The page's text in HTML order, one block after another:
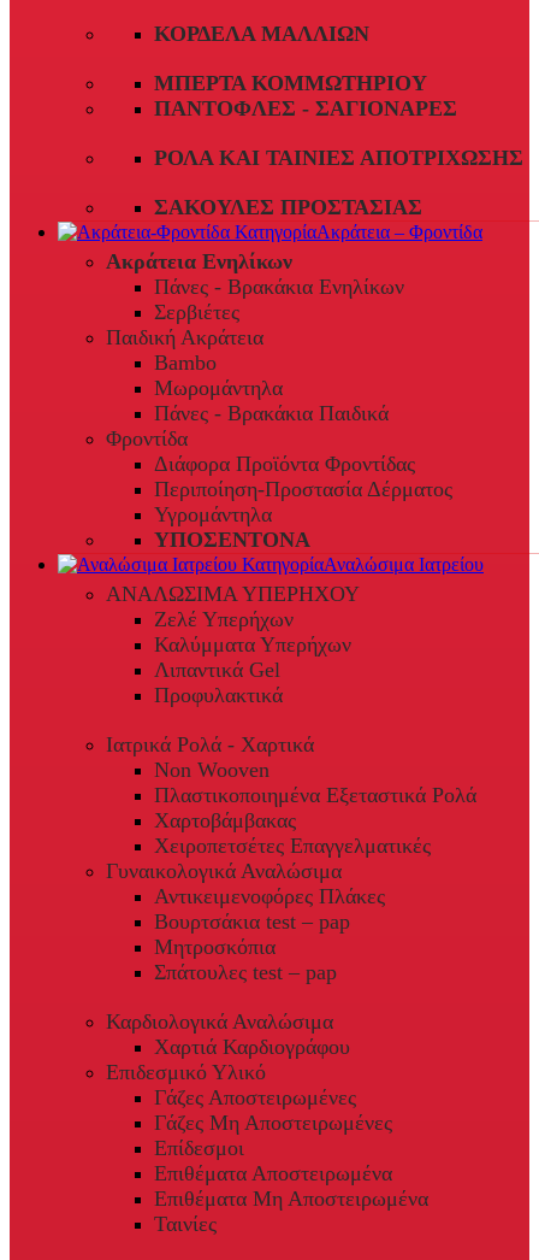
ΚΟΡΔΈΛΑ ΜΑΛΛΙΏΝ
ΜΠΈΡΤΑ ΚΟΜΜΩΤΗΡΊΟΥ
ΠΑΝΤΌΦΛΕΣ - ΣΑΓΙΟΝΆΡΕΣ
ΡΟΛΆ ΚΑΙ ΤΑΙΝΊΕΣ ΑΠΟΤΡΊΧΩΣΗΣ
ΣΑΚΟΎΛΕΣ ΠΡΟΣΤΑΣΊΑΣ
Ακράτεια – Φροντίδα
Ακράτεια Ενηλίκων
Πάνες - Βρακάκια Ενηλίκων
Σερβιέτες
Παιδική Ακράτεια
Bambo
Μωρομάντηλα
Πάνες - Βρακάκια Παιδικά
Φροντίδα
Διάφορα Προϊόντα Φροντίδας
Περιποίηση-Προστασία Δέρματος
Υγρομάντηλα
ΥΠΟΣΕΝΤΟΝΑ
Αναλώσιμα Ιατρείου
ΑΝΑΛΩΣΙΜΑ ΥΠΕΡΗΧΟΥ
Ζελέ Υπερήχων
Καλύμματα Υπερήχων
Λιπαντικά Gel
Προφυλακτικά
Ιατρικά Ρολά - Χαρτικά
Non Wooven
Πλαστικοποιημένα Εξεταστικά Ρολά
Χαρτοβάμβακας
Χειροπετσέτες Επαγγελματικές
Γυναικολογικά Αναλώσιμα
Αντικειμενοφόρες Πλάκες
Βουρτσάκια test – pap
Μητροσκόπια
Σπάτουλες test – pap
Καρδιολογικά Αναλώσιμα
Χαρτιά Καρδιογράφου
Επιδεσμικό Υλικό
Γάζες Αποστειρωμένες
Γάζες Μη Αποστειρωμένες
Επίδεσμοι
Επιθέματα Αποστειρωμένα
Επιθέματα Μη Αποστειρωμένα
Ταινίες